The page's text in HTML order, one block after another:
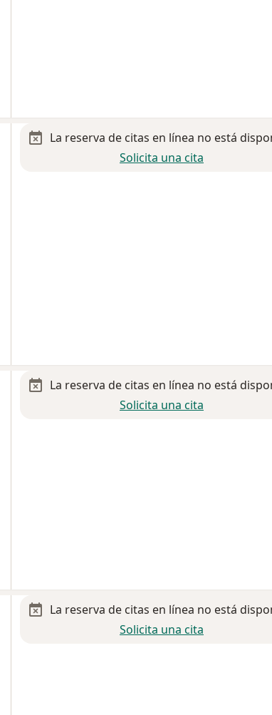
La reserva de citas en línea no está
Solicita una cita
La reserva de citas en línea no está
Solicita una cita
La reserva de citas en línea no está
Solicita una cita